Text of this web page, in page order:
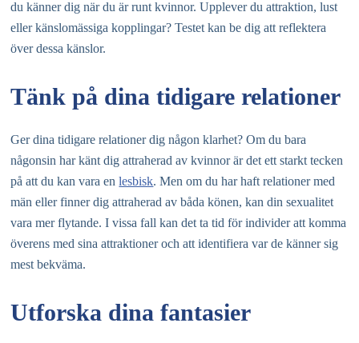
du känner dig när du är runt kvinnor. Upplever du attraktion, lust
eller känslomässiga kopplingar? Testet kan be dig att reflektera
över dessa känslor.
Tänk på dina tidigare relationer
Ger dina tidigare relationer dig någon klarhet? Om du bara
någonsin har känt dig attraherad av kvinnor är det ett starkt tecken
på att du kan vara enlesbisk. Men om du har haft relationer med
män eller finner dig attraherad av båda könen, kan din sexualitet
vara mer flytande. I vissa fall kan det ta tid för individer att komma
överens med sina attraktioner och att identifiera var de känner sig
mest bekväma.
Utforska dina fantasier